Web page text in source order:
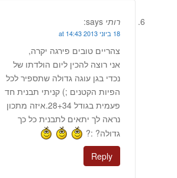
רותי says:
18 ביוני 2013 at 14:43
צהריים טובים פירגה יקרה,
אני רוצה להכין ליום הולדתו של
נכדי בגן עוגה גדולה שתספיר לכל
הפיות הקטנים ;) קניתי תבנית חד
פעמית בגודל 28+34.איזה מתכון
נראה לך יתאים לתבנית כל כך
גדולה? :?
Reply